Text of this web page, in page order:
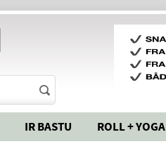
IR BASTU ROLL + YOGA